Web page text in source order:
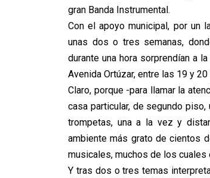
gran Banda Instrumental.
Con el apoyo municipal, por un
unas dos o tres semanas,
durante una hora sorprendían a
Avenida Ortúzar, entre las 19 y
Claro, porque -para llamar la
casa particular, de segundo
trompetas, una a la vez y
ambiente más grato de cientos
musicales, muchos de los cuales
Y tras dos o tres temas